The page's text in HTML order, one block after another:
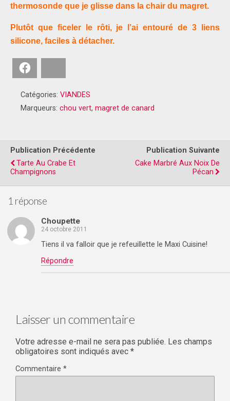
thermosonde que je glisse dans la chair du magret.
Plutôt que ficeler le rôti, je l’ai entouré de 3 liens
silicone, faciles à détacher.
Catégories: VIANDES
Marqueurs: chou vert, magret de canard
Publication Précédente
Tarte Au Crabe Et
Champignons
Publication Suivante
Cake Marbré Aux Noix De
Pécan
1 réponse
Choupette
24 octobre 2011
Tiens il va falloir que je refeuillette le Maxi Cuisine!
Répondre
Laisser un commentaire
Votre adresse e-mail ne sera pas publiée. Les champs
obligatoires sont indiqués avec *
Commentaire *